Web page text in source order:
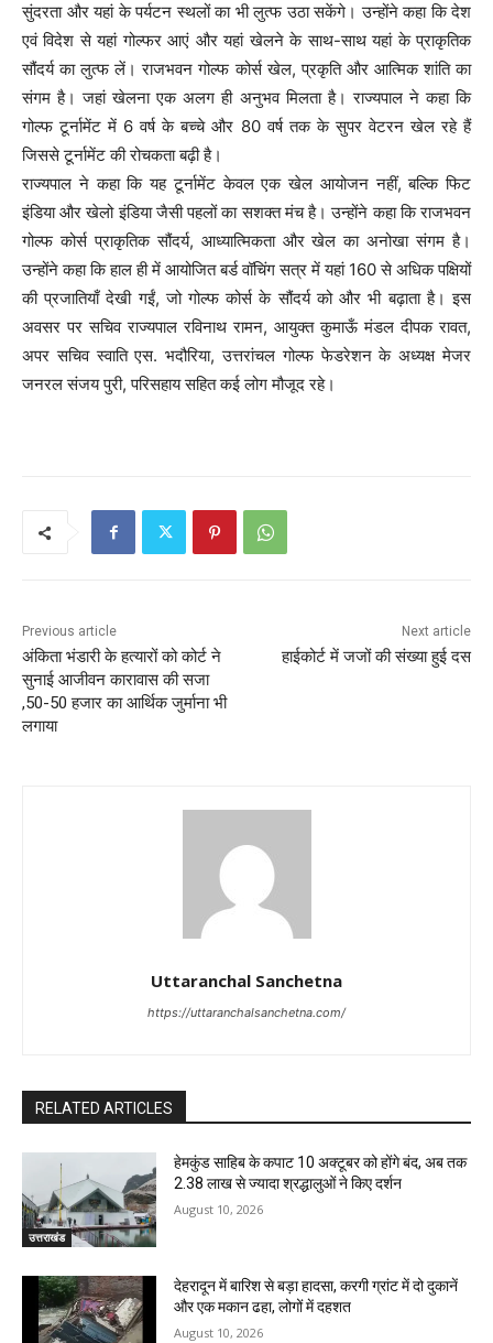
सुंदरता और यहां के पर्यटन स्थलों का भी लुत्फ उठा सकेंगे। उन्होंने कहा कि देश
एवं विदेश से यहां गोल्फर आएं और यहां खेलने के साथ-साथ यहां के प्राकृतिक
सौंदर्य का लुत्फ लें। राजभवन गोल्फ कोर्स खेल, प्रकृति और आत्मिक शांति का
संगम है। जहां खेलना एक अलग ही अनुभव मिलता है। राज्यपाल ने कहा कि
गोल्फ टूर्नामेंट में 6 वर्ष के बच्चे और 80 वर्ष तक के सुपर वेटरन खेल रहे हैं
जिससे टूर्नामेंट की रोचकता बढ़ी है।
राज्यपाल ने कहा कि यह टूर्नामेंट केवल एक खेल आयोजन नहीं, बल्कि फिट
इंडिया और खेलो इंडिया जैसी पहलों का सशक्त मंच है। उन्होंने कहा कि राजभवन
गोल्फ कोर्स प्राकृतिक सौंदर्य, आध्यात्मिकता और खेल का अनोखा संगम है।
उन्होंने कहा कि हाल ही में आयोजित बर्ड वॉचिंग सत्र में यहां 160 से अधिक पक्षियों
की प्रजातियाँ देखी गईं, जो गोल्फ कोर्स के सौंदर्य को और भी बढ़ाता है। इस
अवसर पर सचिव राज्यपाल रविनाथ रामन, आयुक्त कुमाऊँ मंडल दीपक रावत,
अपर सचिव स्वाति एस. भदौरिया, उत्तरांचल गोल्फ फेडरेशन के अध्यक्ष मेजर
जनरल संजय पुरी, परिसहाय सहित कई लोग मौजूद रहे।
Previous article
अंकिता भंडारी के हत्यारों को कोर्ट ने
सुनाई आजीवन कारावास की सजा
,50-50 हजार का आर्थिक जुर्माना भी
लगाया
Next article
हाईकोर्ट में जजों की संख्या हुई दस
Uttaranchal Sanchetna
https://uttaranchalsanchetna.com/
RELATED ARTICLES
उत्तराखंड
हेमकुंड साहिब के कपाट 10 अक्टूबर को होंगे बंद, अब तक
2.38 लाख से ज्यादा श्रद्धालुओं ने किए दर्शन
August 10, 2026
देहरादून में बारिश से बड़ा हादसा, करगी ग्रांट में दो दुकानें
और एक मकान ढहा, लोगों में दहशत
August 10, 2026